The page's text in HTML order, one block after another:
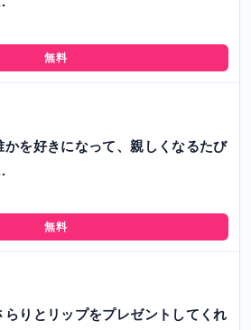
無料
かを好きになって、親しくなるたび
無料
らりとリップをプレゼントしてくれ